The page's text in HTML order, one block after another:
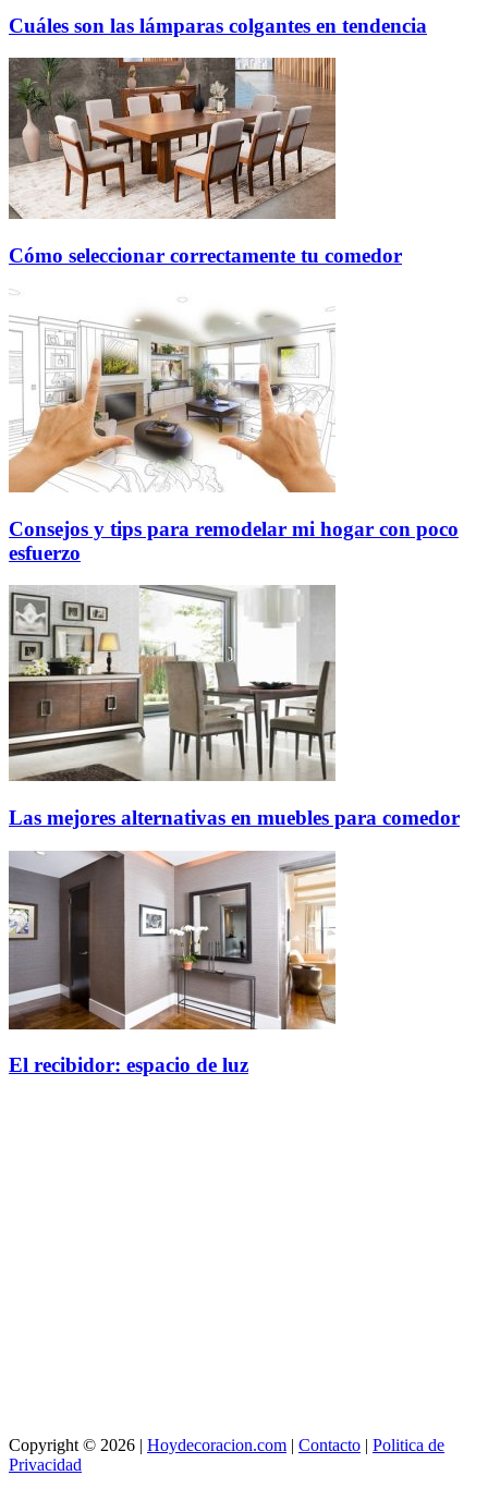
Cuáles son las lámparas colgantes en tendencia
Cómo seleccionar correctamente tu comedor
Consejos y tips para remodelar mi hogar con poco
esfuerzo
Las mejores alternativas en muebles para comedor
El recibidor: espacio de luz
Copyright © 2026 | Hoydecoracion.com | Contacto | Politica de
Privacidad